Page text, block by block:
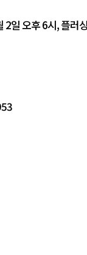
일 오후 6시, 플러